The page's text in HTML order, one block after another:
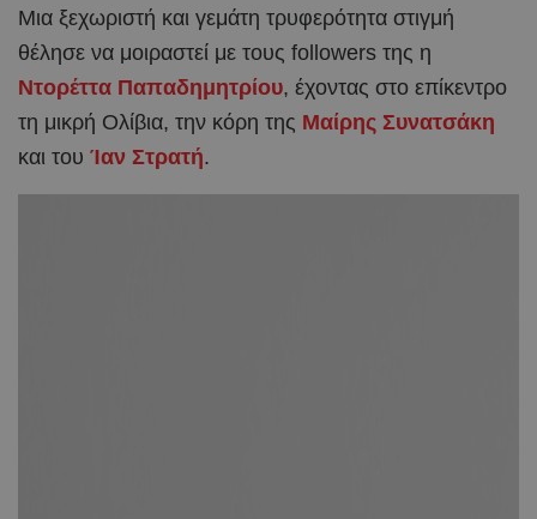
Μια ξεχωριστή και γεμάτη τρυφερότητα στιγμή
θέλησε να μοιραστεί με τους followers της η
Ντορέττα Παπαδημητρίου, έχοντας στο επίκεντρο
τη μικρή Ολίβια, την κόρη της Μαίρης Συνατσάκη
και του Ίαν Στρατή.